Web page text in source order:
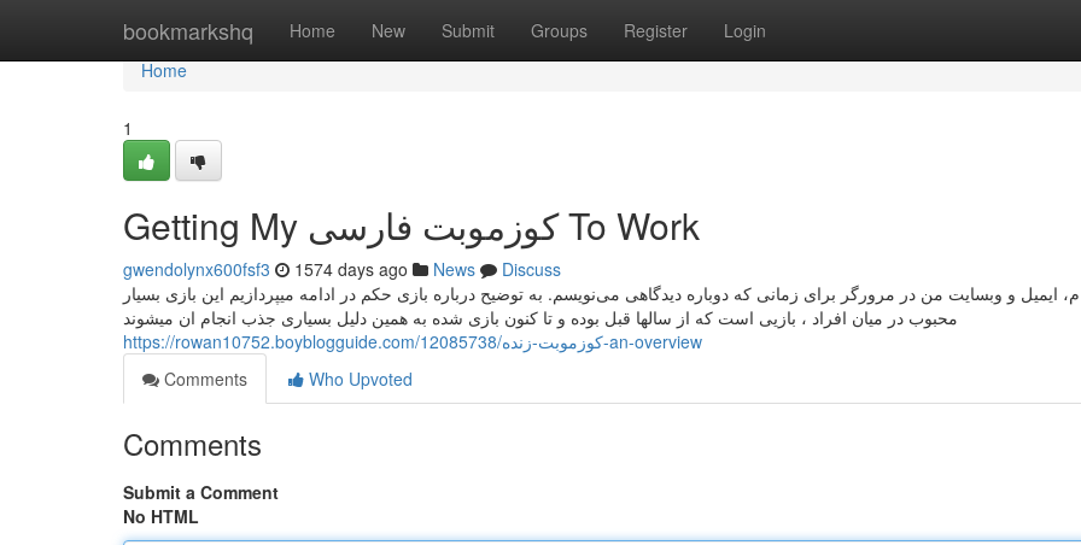
bookmarkshq Home New Submit Groups Register Login
Home
Home
1
Getting My کوزموبت فارسی To Work
gwendolynx600fsf3 1574 days ago News
Discuss
ایمیل و وبسایت من در مرورگر برای زمانی که دوباره دیدگاهی می‌نویسم. به توضیح درباره بازی حکم در ادامه میپردازیم این بازی بسیار
محبوب در میان افراد ، بازیی است که از سالها قبل بوده و تا کنون بازی شده به همین دلیل بسیاری جذب انجام ان میشوند
https://rowan10752.boyblogguide.com/12085738/کوزموبت-زنده-an-overview
Comments
Who Upvoted
Comments
Submit a Comment
No HTML